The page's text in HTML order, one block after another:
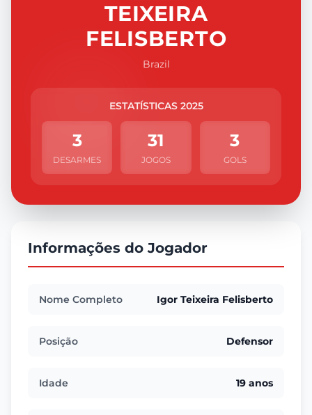
TEIXEIRA
FELISBERTO
Brazil
ESTATÍSTICAS 2025
3
DESARMES
31
JOGOS
3
GOLS
Informações do Jogador
Nome Completo Igor Teixeira Felisberto
Posição Defensor
Idade 19 anos